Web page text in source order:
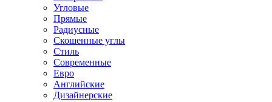
Угловые
Прямые
Радиусные
Скошенные углы
Стиль
Современные
Евро
Английские
Дизайнерские